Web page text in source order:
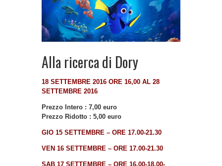
Alla ricerca di Dory
18 SETTEMBRE 2016 ORE 16,00 AL 28
SETTEMBRE 2016
Prezzo Intero : 7,00 euro
Prezzo Ridotto : 5,00 euro
GIO 15 SETTEMBRE – ORE 17.00-21.30
VEN 16 SETTEMBRE – ORE 17.00-21.30
SAB 17 SETTEMBRE – ORE 16.00-18.00-